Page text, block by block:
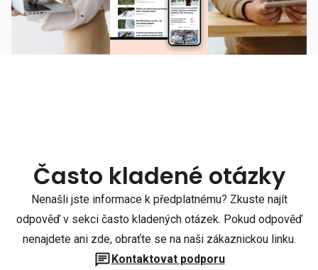
Často kladené otázky
Nenašli jste informace k předplatnému? Zkuste najít
odpověď v sekci často kladených otázek. Pokud odpověď
nenajdete ani zde, obraťte se na naši zákaznickou linku.
Kontaktovat podporu